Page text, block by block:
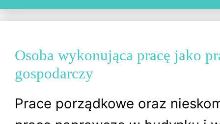
Osoba wykonująca pracę jako
gospodarczy
Prace porządkowe oraz